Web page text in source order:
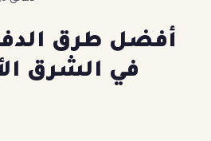
أفضل طرق
في الشرق